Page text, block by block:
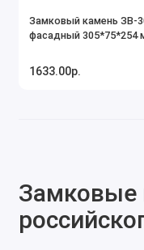
Замковый камень ЗВ-
фасадный 305*75*254
1633.00р.
Замковые